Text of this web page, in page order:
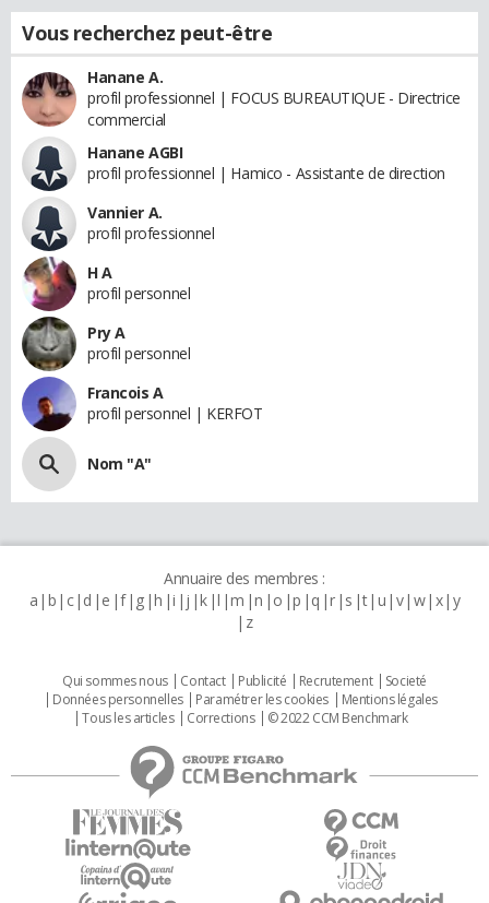
Vous recherchez peut-être
Hanane A.
profil professionnel | FOCUS BUREAUTIQUE - Directrice
commercial
Hanane AGBI
profil professionnel | Hamico - Assistante de direction
Vannier A.
profil professionnel
H A
profil personnel
Pry A
profil personnel
Francois A
profil personnel | KERFOT
Nom "A"
Annuaire des membres :
a b c d e f g h i j k l m n o p q r s t u v w x y
z
Qui sommes nous Contact Publicité Recrutement
Societé
Données personnelles
Paramétrer les cookies
Mentions légales
Tous les articles
Corrections © 2022 CCM Benchmark